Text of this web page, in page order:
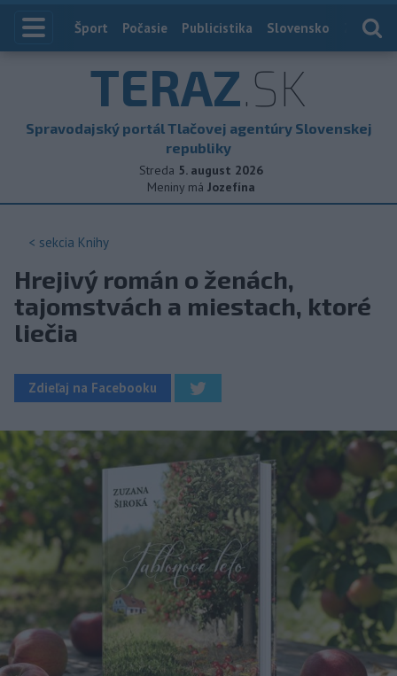
Index
Šport Počasie Publicistika Slovensko
TERAZ.SK
Spravodajský portál Tlačovej agentúry Slovenskej
republiky
Streda 5. august 2026
Meniny má Jozefína
< sekcia Knihy
Hrejivý román o ženách,
tajomstvách a miestach, ktoré
liečia
Zdieľaj na Facebooku